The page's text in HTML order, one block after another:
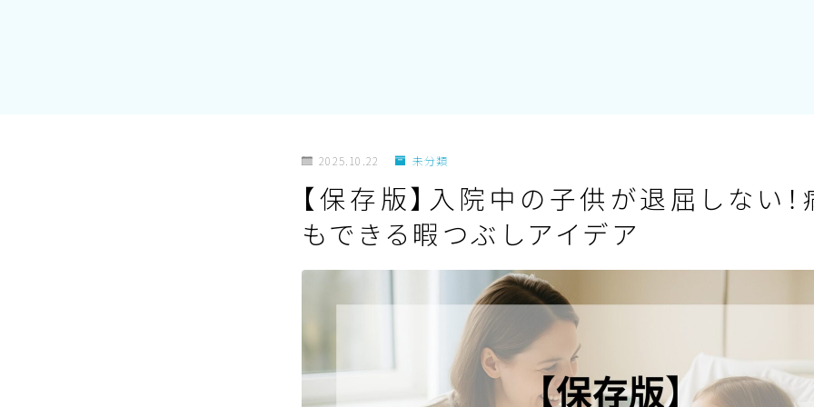
2025.10.22 未分類
【保存版】入院中の子供が退屈しない
もできる暇つぶしアイデア